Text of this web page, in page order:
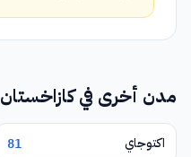
مدن أخرى في كازاخستان
اكتوجاي 81